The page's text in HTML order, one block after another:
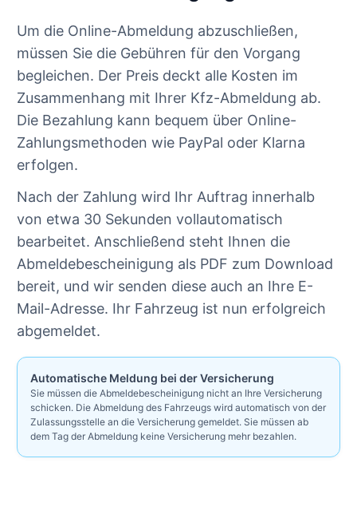
Um die Online-Abmeldung abzuschließen,
müssen Sie die Gebühren für den Vorgang
begleichen. Der Preis deckt alle Kosten im
Zusammenhang mit Ihrer Kfz-Abmeldung ab.
Die Bezahlung kann bequem über Online-
Zahlungsmethoden wie PayPal oder Klarna
erfolgen.
Nach der Zahlung wird Ihr Auftrag innerhalb
von etwa 30 Sekunden vollautomatisch
bearbeitet. Anschließend steht Ihnen die
Abmeldebescheinigung als PDF zum Download
bereit, und wir senden diese auch an Ihre E-
Mail-Adresse. Ihr Fahrzeug ist nun erfolgreich
abgemeldet.
Automatische Meldung bei der Versicherung
Sie müssen die Abmeldebescheinigung nicht an Ihre Versicherung
schicken. Die Abmeldung des Fahrzeugs wird automatisch von der
Zulassungsstelle an die Versicherung gemeldet. Sie müssen ab
dem Tag der Abmeldung keine Versicherung mehr bezahlen.